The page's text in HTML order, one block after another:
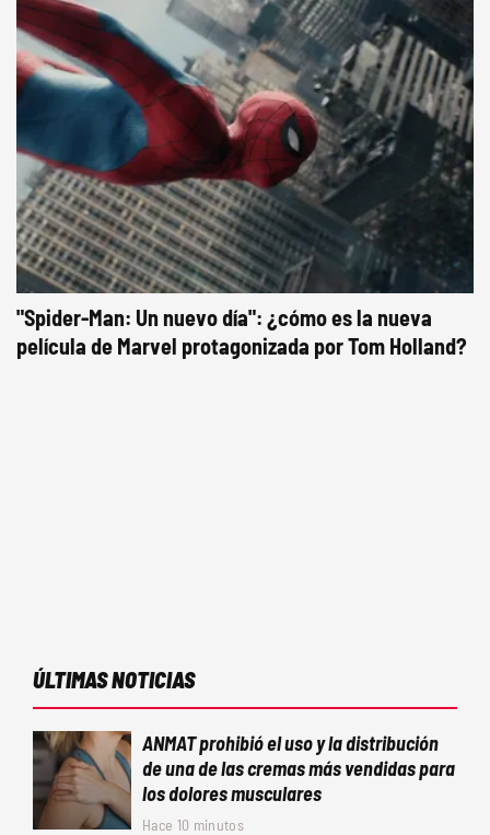
"Spider-Man: Un nuevo día": ¿cómo es la nueva
película de Marvel protagonizada por Tom Holland?
ÚLTIMAS NOTICIAS
ANMAT prohibió el uso y la distribución
de una de las cremas más vendidas para
los dolores musculares
Hace 10 minutos